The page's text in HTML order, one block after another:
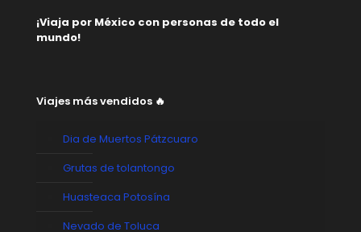
¡Viaja por México con personas de todo el
mundo!
Viajes más vendidos 🔥
Dia de Muertos Pátzcuaro
Grutas de tolantongo
Huasteaca Potosína
Nevado de Toluca